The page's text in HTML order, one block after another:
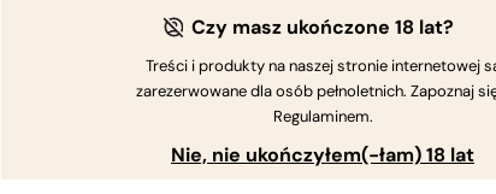
wysuszenia gardła, co bardzo utrudni przełykanie bez
utrzymywać się przez dłuższy czas, Twoje zęby zaczną
Co nauka mówi o suchości w ustach i
Czy masz ukończone 18 lat?
Treści i produkty na naszej stronie internetowej
zarezerwowane dla osób pełnoletnich. Zapoznaj
Regulaminem.
Nie, nie ukończyłem(-łam) 18 lat